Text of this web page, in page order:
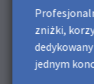
zniżki,
jednym